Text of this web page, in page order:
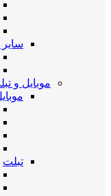
موبایل و
تبلت